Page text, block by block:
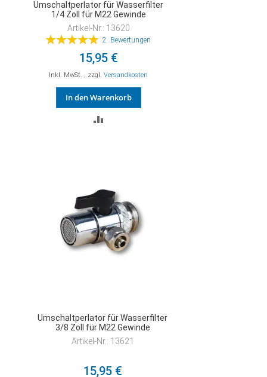
Umschaltperlator für Wasserfilter
1/4 Zoll für M22 Gewinde
Artikel-Nr.: 13620
Bewertung:
2 Bewertungen
15,95 €
Inkl. MwSt. , zzgl. Versandkosten
In den Warenkorb
Umschaltperlator für Wasserfilter
3/8 Zoll für M22 Gewinde
Artikel-Nr.: 13621
15,95 €